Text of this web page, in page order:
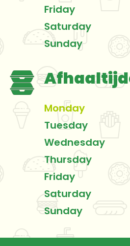
Friday
Saturday
Sunday
Monday
Tuesday
Wednesday
Thursday
Friday
Saturday
Sunday